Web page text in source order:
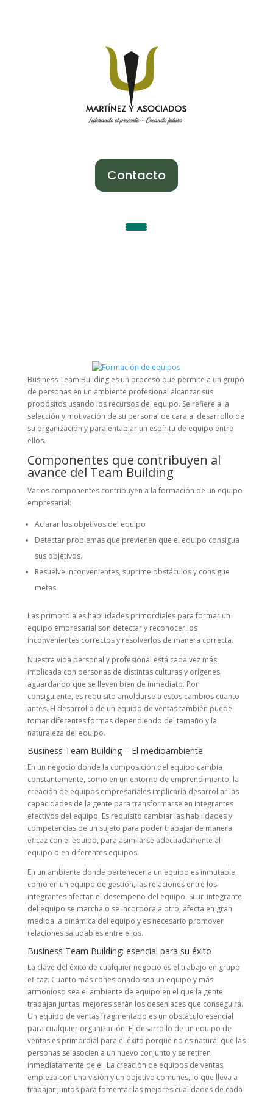
Contacto
Business Team Building es un proceso que permite a un grupo
de personas en un ambiente profesional alcanzar sus
propósitos usando los recursos del equipo. Se refiere a la
selección y motivación de su personal de cara al desarrollo de
su organización y para entablar un espíritu de equipo entre
ellos.
Componentes que contribuyen al
avance del Team Building
Varios componentes contribuyen a la formación de un equipo
empresarial:
Aclarar los objetivos del equipo
Detectar problemas que previenen que el equipo consigua
sus objetivos.
Resuelve inconvenientes, suprime obstáculos y consigue
metas.
Las primordiales habilidades primordiales para formar un
equipo empresarial son detectar y reconocer los
inconvenientes correctos y resolverlos de manera correcta.
Nuestra vida personal y profesional está cada vez más
implicada con personas de distintas culturas y orígenes,
aguardando que se lleven bien de inmediato. Por
consiguiente, es requisito amoldarse a estos cambios cuanto
antes. El desarrollo de un equipo de ventas también puede
tomar diferentes formas dependiendo del tamaño y la
naturaleza del equipo.
Business Team Building – El medioambiente
En un negocio donde la composición del equipo cambia
constantemente, como en un entorno de emprendimiento, la
creación de equipos empresariales implicaría desarrollar las
capacidades de la gente para transformarse en integrantes
efectivos del equipo. Es requisito cambiar las habilidades y
competencias de un sujeto para poder trabajar de manera
eficaz con el equipo, para asimilarse adecuadamente al
equipo o en diferentes equipos.
En un ambiente donde pertenecer a un equipo es inmutable,
como en un equipo de gestión, las relaciones entre los
integrantes afectan el desempeño del equipo. Si un integrante
del equipo se marcha o se incorpora a otro, afecta en gran
medida la dinámica del equipo y es necesario promover
relaciones saludables entre ellos.
Business Team Building: esencial para su éxito
La clave del éxito de cualquier negocio es el trabajo en grupo
eficaz. Cuanto más cohesionado sea un equipo y más
armonioso sea el ambiente de equipo en el que la gente
trabajan juntas, mejores serán los desenlaces que conseguirá.
Un equipo de ventas fragmentado es un obstáculo esencial
para cualquier organización. El desarrollo de un equipo de
ventas es primordial para el éxito porque no es natural que las
personas se asocien a un nuevo conjunto y se retiren
inmediatamente de él. La creación de equipos de ventas
empieza con una visión y un objetivo comunes, lo que lleva a
trabajar juntos para fomentar las mejores cualidades de cada